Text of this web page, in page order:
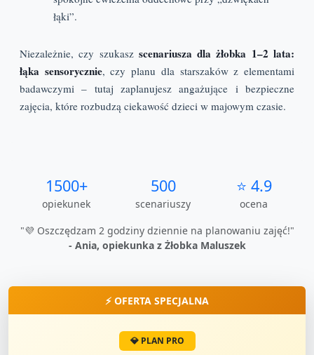
łąki”.
Niezależnie, czy szukasz scenariusza dla żłobka 1–2 lata:
łąka sensorycznie, czy planu dla starszaków z elementami
badawczymi – tutaj zaplanujesz angażujące i bezpieczne
zajęcia, które rozbudzą ciekawość dzieci w majowym czasie.
1500+
opiekunek
500
scenariuszy
⭐ 4.9
ocena
"💜 Oszczędzam 2 godziny dziennie na planowaniu zajęć!"
- Ania, opiekunka z Żłobka Maluszek
⚡ OFERTA SPECJALNA
💎 PLAN PRO